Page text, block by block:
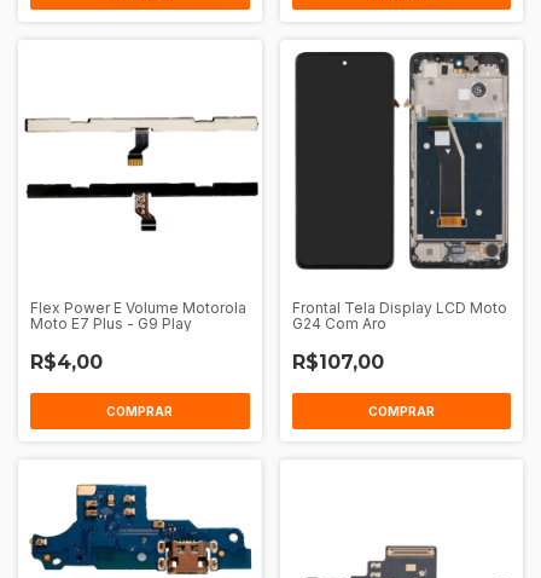
Flex Power E Volume Motorola
Moto E7 Plus - G9 Play
R$4,00
Frontal Tela Display LCD Moto
G24 Com Aro
R$107,00
COMPRAR